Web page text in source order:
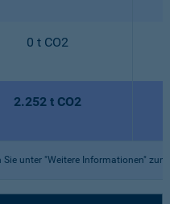
0 t CO2
2.252 t CO2
Sie unter "Weitere Informationen"